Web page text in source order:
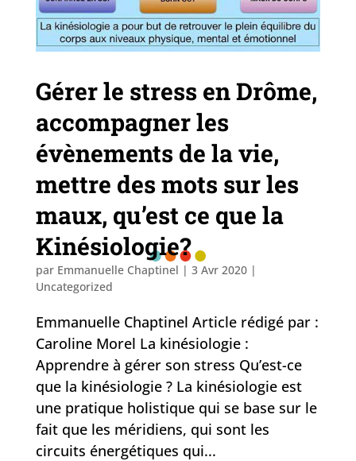
Gérer le stress en Drôme,
accompagner les
évènements de la vie,
mettre des mots sur les
maux, qu’est ce que la
Kinésiologie?
par Emmanuelle Chaptinel | 3 Avr 2020|
Uncategorized
Emmanuelle Chaptinel Article rédigé par :
Caroline Morel La kinésiologie :
Apprendre à gérer son stress Qu’est-ce
que la kinésiologie ? La kinésiologie est
une pratique holistique qui se base sur le
fait que les méridiens, qui sont les
circuits énergétiques qui...